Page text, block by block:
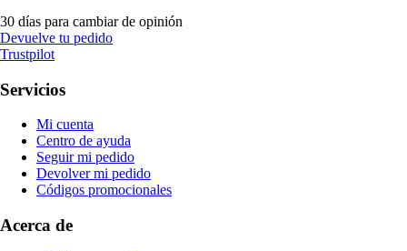
30 días para cambiar de opinión
Devuelve tu pedido
Trustpilot
Servicios
Mi cuenta
Centro de ayuda
Seguir mi pedido
Devolver mi pedido
Códigos promocionales
Acerca de